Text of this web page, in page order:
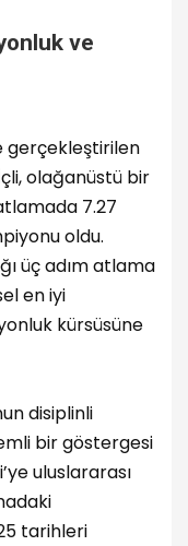
ve
gerçekleştirilen
olağanüstü bir
7.27
oldu.
üç adım atlama
en iyi
kürsüsüne
disiplinli
bir göstergesi
uluslararası
tarihleri